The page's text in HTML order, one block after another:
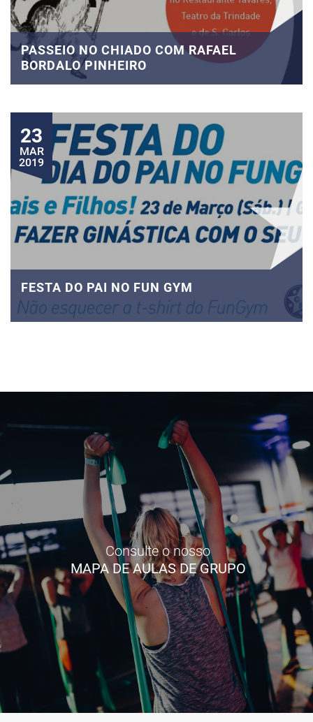
PASSEIO NO CHIADO COM RAFAEL
BORDALO PINHEIRO
23
MAR
2019
FESTA DO PAI NO FUN GYM
Consulte o nosso
MAPA DE AULAS DE GRUPO